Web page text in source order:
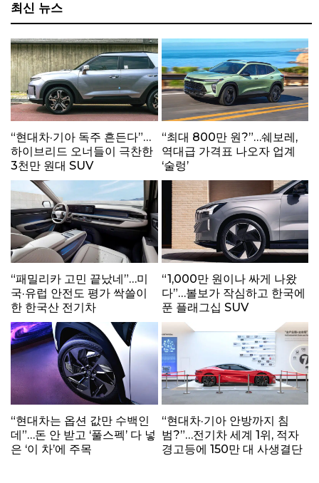
최신 뉴스
“현대차·기아 독주 흔든다”…
하이브리드 오너들이 극찬한
3천만 원대 SUV
“최대 800만 원?”…쉐보레,
역대급 가격표 나오자 업계
‘술렁’
“패밀리카 고민 끝났네”…미
국·유럽 안전도 평가 싹쓸이
한 한국산 전기차
“1,000만 원이나 싸게 나왔
다”…볼보가 작심하고 한국에
푼 플래그십 SUV
“현대차는 옵션 값만 수백인
데”…돈 안 받고 ‘풀스펙’ 다 넣
은 ‘이 차’에 주목
“현대차·기아 안방까지 침
범?”…전기차 세계 1위, 적자
경고등에 150만 대 사생결단